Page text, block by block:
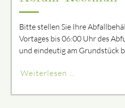
Bitte stellen Sie Ihre
Vortages bis 06:00 Uhr des
und eindeutig am Grundstück
Weiterlesen …